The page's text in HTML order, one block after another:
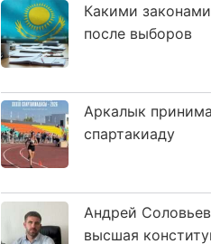
Какими
после выборов
Аркалык
спартакиаду
Андрей
высшая